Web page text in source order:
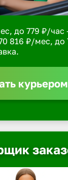
до 779 ₽/час
816 ₽/мес, до
курьером